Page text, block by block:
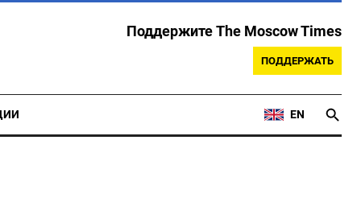
Поддержите The Moscow Times
ПОДДЕРЖАТЬ
EN